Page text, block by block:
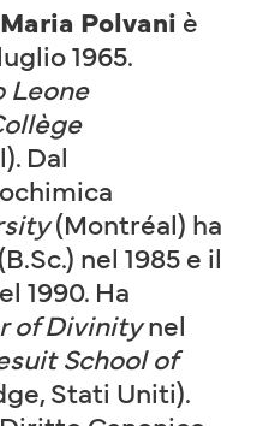
Polvani è
1965.
Leone
Dal
(Montréal) ha
nel 1985 e il
1990. Ha
of Divinitynel
School of
Stati Uniti).